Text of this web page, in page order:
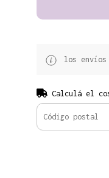
los envíos
Calculá el